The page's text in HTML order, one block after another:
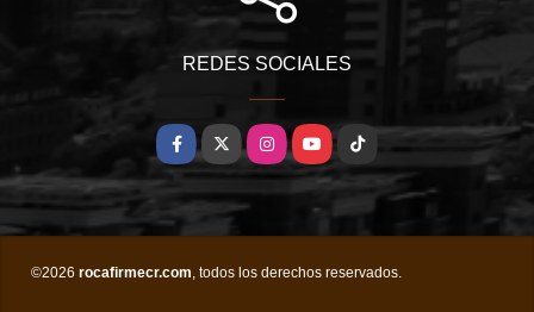
REDES SOCIALES
Facebook
X InstagramYouTubeTikTok
©2026 rocafirmecr.com, todos los derechos reservados.